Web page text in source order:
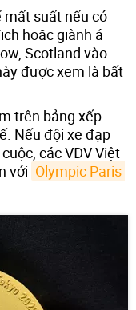
mất suất nếu có
hoặc giành á
Scotland vào
được xem là bất
trên bảng xếp
Nếu đội xe đạp
các VĐV Việt
với Olympic Paris